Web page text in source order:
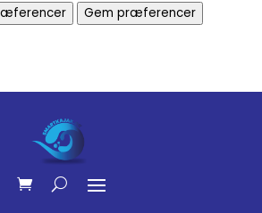
Gem præferencer